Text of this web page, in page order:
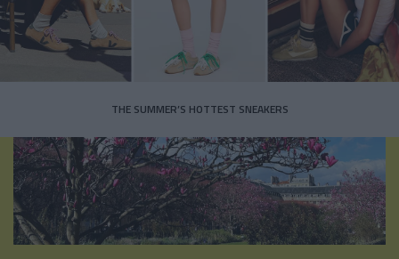
THE SUMMER’S HOTTEST SNEAKERS